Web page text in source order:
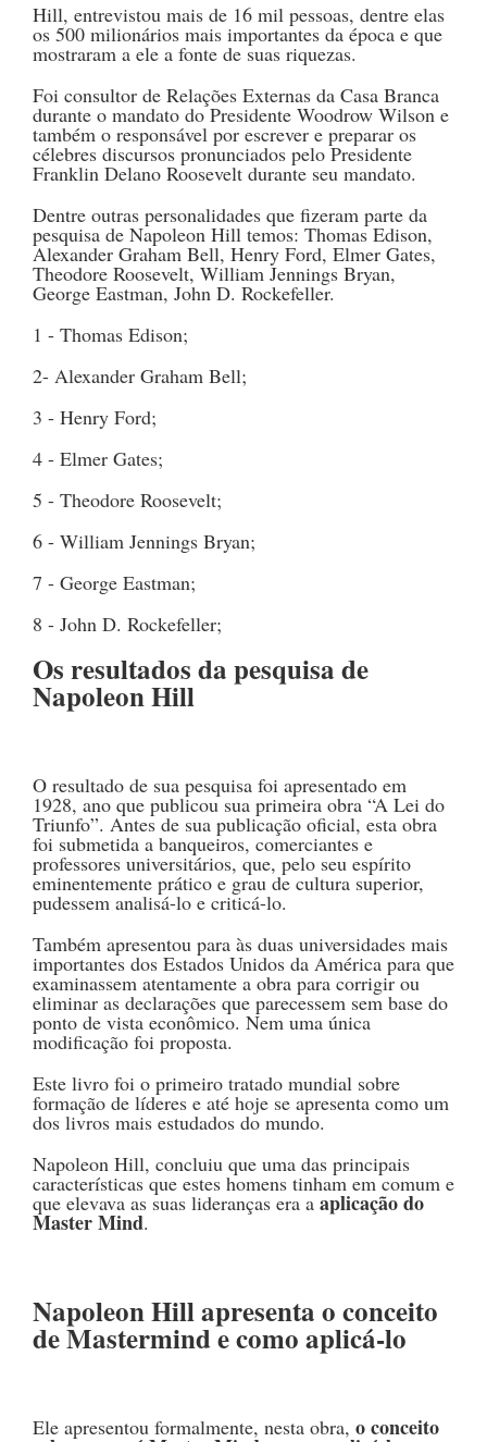
Hill, entrevistou mais de 16 mil pessoas, dentre elas
os 500 milionários mais importantes da época e que
mostraram a ele a fonte de suas riquezas.
Foi consultor de Relações Externas da Casa Branca
durante o mandato do Presidente Woodrow Wilson e
também o responsável por escrever e preparar os
célebres discursos pronunciados pelo Presidente
Franklin Delano Roosevelt durante seu mandato.
Dentre outras personalidades que fizeram parte da
pesquisa de Napoleon Hill temos: Thomas Edison,
Alexander Graham Bell, Henry Ford, Elmer Gates,
Theodore Roosevelt, William Jennings Bryan,
George Eastman, John D. Rockefeller.
1 - Thomas Edison;
2- Alexander Graham Bell;
3 - Henry Ford;
4 - Elmer Gates;
5 - Theodore Roosevelt;
6 - William Jennings Bryan;
7 - George Eastman;
8 - John D. Rockefeller;
Os resultados da pesquisa de
Napoleon Hill
O resultado de sua pesquisa foi apresentado em
1928, ano que publicou sua primeira obra “A Lei do
Triunfo”. Antes de sua publicação oficial, esta obra
foi submetida a banqueiros, comerciantes e
professores universitários, que, pelo seu espírito
eminentemente prático e grau de cultura superior,
pudessem analisá-lo e criticá-lo.
Também apresentou para às duas universidades mais
importantes dos Estados Unidos da América para que
examinassem atentamente a obra para corrigir ou
eliminar as declarações que parecessem sem base do
ponto de vista econômico. Nem uma única
modificação foi proposta.
Este livro foi o primeiro tratado mundial sobre
formação de líderes e até hoje se apresenta como um
dos livros mais estudados do mundo.
Napoleon Hill, concluiu que uma das principais
características que estes homens tinham em comum e
que elevava as suas lideranças era a aplicação do
Master Mind.
Napoleon Hill apresenta o conceito
de Mastermind e como aplicá-lo
Ele apresentou formalmente, nesta obra, o conceito